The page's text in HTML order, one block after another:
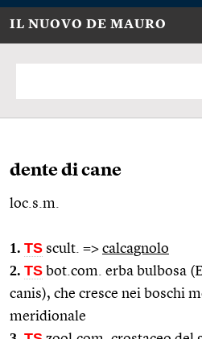
IL NUOVO DE MAURO
dente di cane
loc.s.m.
1. TS scult. => calcagnolo
2. TS bot.com.
erba bulbosa
canis), che cresce nei boschi
meridionale